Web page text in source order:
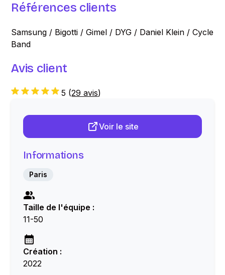
Références clients
Samsung / Bigotti / Gimel / DYG / Daniel Klein / Cycle
Band
Avis client
5 (29 avis)
Voir le site
Informations
Paris
Taille de l'équipe :
11-50
Création :
2022